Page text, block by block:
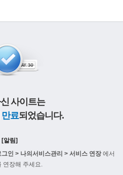
사이트는
만료되었습니다.
[알림]
그인 > 나의서비스관리 > 서비스 연장에서
연장해 주세요.